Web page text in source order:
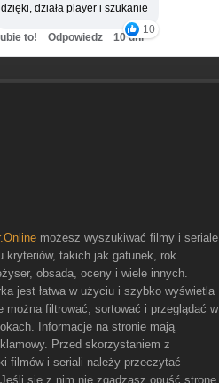
dzięki, działa player i szukanie
10
to! Odpowiedz 10 dni
możesz wyszukiwać filmy i seriale
kryteriów, takich jak gatunek, rok
obsada, oceny i wiele innych.
jest łatwa w użyciu i szybko wyświetla
można filtrować, sortować i przeglądać w
Informacje na stronie mają
Przed skorzystaniem z
filmów i seriali należy przeczytać
. Jeśli się z nim nie zgadzasz opuść stronę.